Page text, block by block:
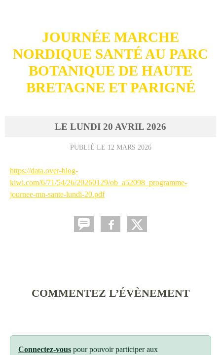
JOURNÉE MARCHE
NORDIQUE SANTÉ AU PARC
BOTANIQUE DE HAUTE
BRETAGNE ET PARIGNÉ
LE LUNDI 20 AVRIL 2026
PUBLIÉ LE 12 MARS 2026
https://data.over-blog-
kiwi.com/6/71/54/26/20260129/ob_a52098_programme-
journee-mn-sante-lundi-20.pdf
COMMENTEZ L’ÉVÈNEMENT
Connectez-vous pour pouvoir participer aux